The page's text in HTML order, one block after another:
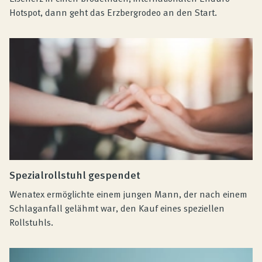
Hotspot, dann geht das Erzbergrodeo an den Start.
Spezialrollstuhl gespendet
Wenatex ermöglichte einem jungen Mann, der nach einem
Schlaganfall gelähmt war, den Kauf eines speziellen
Rollstuhls.